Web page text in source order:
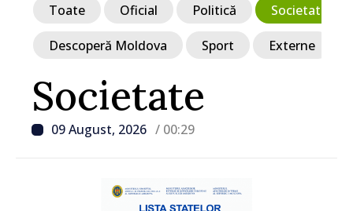
Societate
09 August, 2026 / 00:29
Toate Oficial Politică Societate
Descoperă Moldova Sport Externe